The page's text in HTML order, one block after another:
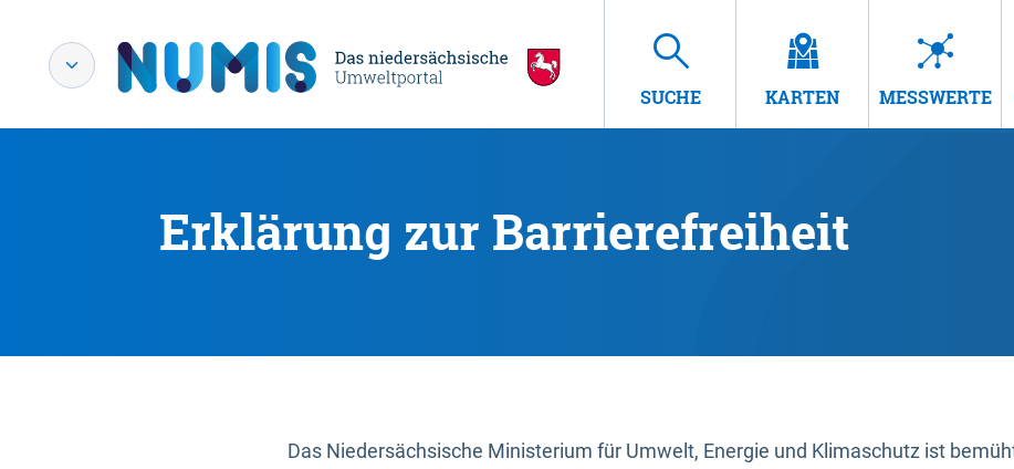
SUCHE KARTEN MESSWERTE
Erklärung zur Barrierefreiheit
Das Niedersächsische Ministerium für Umwelt, Energie und Klimaschutz ist